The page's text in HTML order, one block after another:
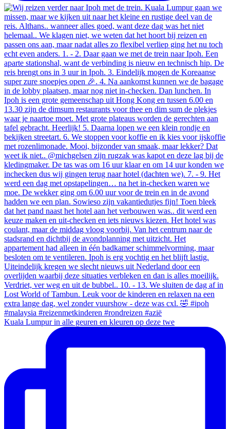
Kuala Lumpur in alle geuren en kleuren op deze twe